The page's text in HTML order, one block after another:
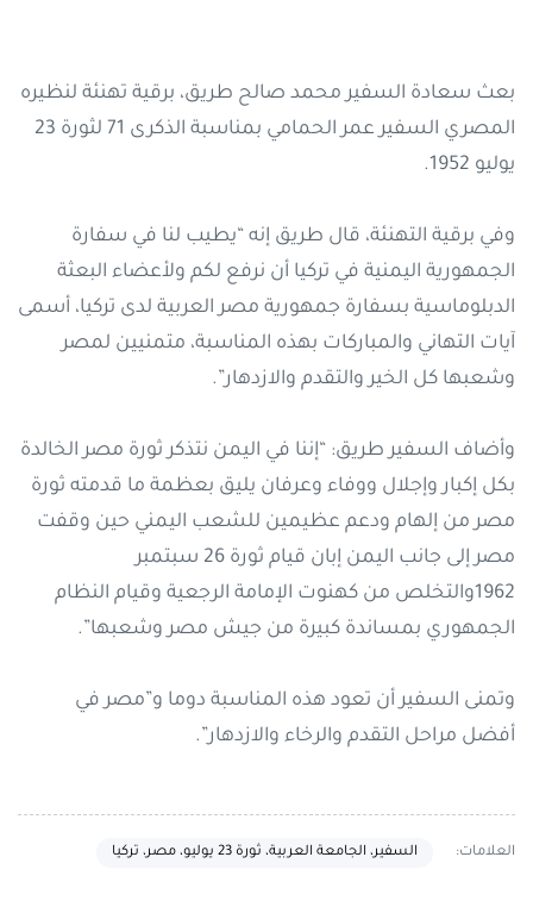
بعث سعادة السفير محمد صالح طريق، برقية تهنئة لنظيره
المصري السفير عمر الحمامي بمناسبة الذكرى 71 لثورة 23
يوليو 1952.
وفي برقية التهنئة، قال طريق إنه “يطيب لنا في سفارة
الجمهورية اليمنية في تركيا أن نرفع لكم ولأعضاء البعثة
الدبلوماسية بسفارة جمهورية مصر العربية لدى تركيا، أسمى
آيات التهاني والمباركات بهذه المناسبة، متمنيين لمصر
وشعبها كل الخير والتقدم والازدهار”.
وأضاف السفير طريق: “إننا في اليمن نتذكر ثورة مصر الخالدة
بكل إكبار وإجلال ووفاء وعرفان يليق بعظمة ما قدمته ثورة
مصر من إلهام ودعم عظيمين للشعب اليمني حين وقفت
مصر إلى جانب اليمن إبان قيام ثورة 26 سبتمبر
1962والتخلص من كهنوت الإمامة الرجعية وقيام النظام
الجمهوري بمساندة كبيرة من جيش مصر وشعبها”.
وتمنى السفير أن تعود هذه المناسبة دوما و”مصر في
أفضل مراحل التقدم والرخاء والازدهار”.
العلامات: السفير، الجامعة العربية، ثورة 23 يوليو، مصر، تركيا